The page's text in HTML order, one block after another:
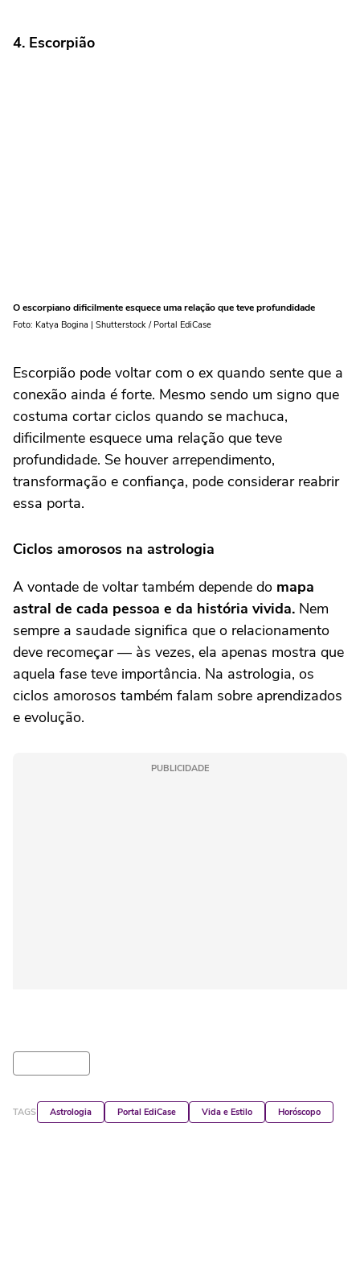
4. Escorpião
O escorpiano dificilmente esquece uma relação que teve profundidade
Foto: Katya Bogina | Shutterstock / Portal EdiCase
Escorpião pode voltar com o ex quando sente que a
conexão ainda é forte. Mesmo sendo um signo que
costuma cortar ciclos quando se machuca,
dificilmente esquece uma relação que teve
profundidade. Se houver arrependimento,
transformação e confiança, pode considerar reabrir
essa porta.
Ciclos amorosos na astrologia
A vontade de voltar também depende do mapa
astral de cada pessoa e da história vivida. Nem
sempre a saudade significa que o relacionamento
deve recomeçar — às vezes, ela apenas mostra que
aquela fase teve importância. Na astrologia, os
ciclos amorosos também falam sobre aprendizados
e evolução.
PUBLICIDADE
TAGS Astrologia Portal EdiCase Vida e Estilo Horóscopo